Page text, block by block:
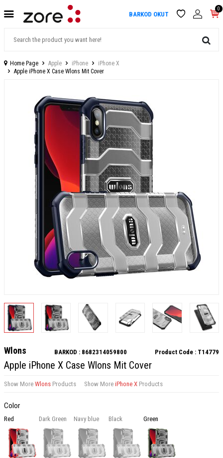
BARKOD OKUT
0
Home Page Apple iPhone
iPhone X
Apple iPhone X Case Wlons Mit Cover
Wlons BARKOD : 8682314059800 Product Code : T14779
Apple iPhone X Case Wlons Mit Cover
Show More Wlons Products Show More iPhone X Products
Color
Red Dark Green Navy blue Black Green